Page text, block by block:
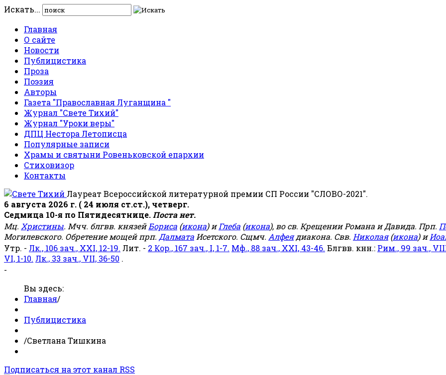
Искать...
Главная
О сайте
Новости
Публицистика
Проза
Поэзия
Авторы
Газета "Православная Луганщина "
Журнал "Свете Тихий"
Журнал "Уроки веры"
ДПЦ Нестора Летописца
Популярные записи
Храмы и святыни Ровеньковской епархии
Стиховизор
Контакты
Лауреат Всероссийской литературной премии СП России "СЛОВО-2021".
6 августа 2026 г. ( 24 июля ст.ст.), четверг.
Седмица 10-я по Пятидесятнице. Поста нет.
Мц. Христины. Мчч. блгвв. князейБориса (икона) иГлеба (икона), во св. Крещении Романа и Давида. Прп.
Могилевского. Обретение мощей прп. Далмата Исетского. Сщмч. Алфеядиакона. Свв. Николая(икона) и
Утр. - Лк., 106 зач., XXI, 12-19. Лит. - 2 Кор., 167 зач., I, 1-7. Мф., 88 зач., XXI, 43-46. Блгвв. кнн.: Рим., 99 зач.,
VI, 1-10. Лк., 33 зач., VII, 36-50 .
-
Вы здесь:
Главная/
Публицистика
/Светлана Тишкина
Подписаться на этот канал RSS